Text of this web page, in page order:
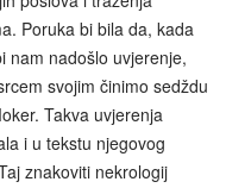
Poruka bi bila da, kada
nam nadošlo uvjerenje,
svojim činimo sedždu
Takva uvjerenja
i u tekstu njegovog
znakoviti nekrologij